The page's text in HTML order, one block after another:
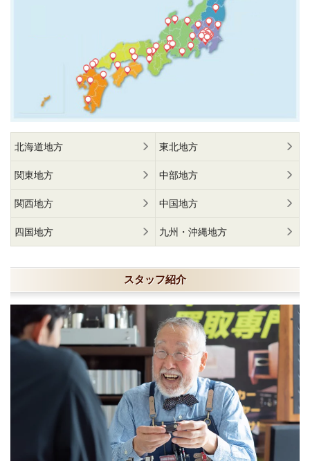
北海道地方 東北地方
関東地方 中部地方
関西地方 中国地方
四国地方 九州・沖縄地方
スタッフ紹介